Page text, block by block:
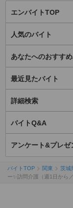
エンバイトTOP
人気のバイト
あなたへのおすす
最近見たバイト
詳細検索
バイトQ&A
アンケート&プレゼ
バイトTOP 関東 茨城
ー✨訪問介護（週1日から